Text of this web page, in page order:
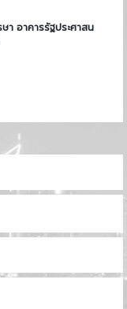
า อาคารรัฐประศาสน